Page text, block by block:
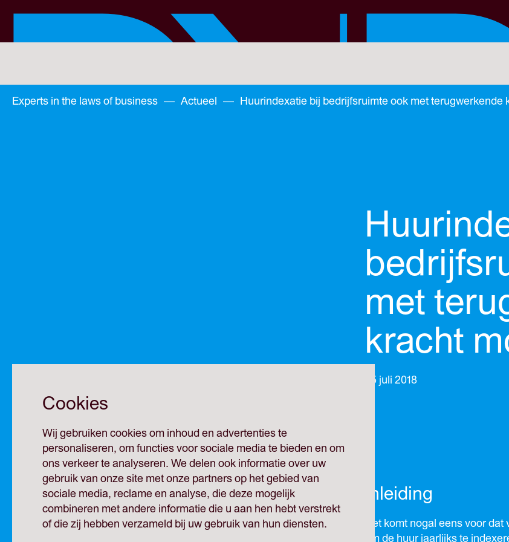
here:
You
Experts in the laws of business — Actueel — Huurindexatie bij bedrijfsruimte ook met terugwerkende
met
kracht
05 juli 2018
Inleiding
Het komt nogal eens voor
om de huur jaarlijks te
Cookies
Wij gebruiken cookies om inhoud en advertenties te
personaliseren, om functies voor sociale media te bieden en om
ons verkeer te analyseren. We delen ook informatie over uw
gebruik van onze site met onze partners op het gebied van
sociale media, reclame en analyse, die deze mogelijk
combineren met andere informatie die u aan hen hebt verstrekt
of die zij hebben verzameld bij uw gebruik van hun diensten.